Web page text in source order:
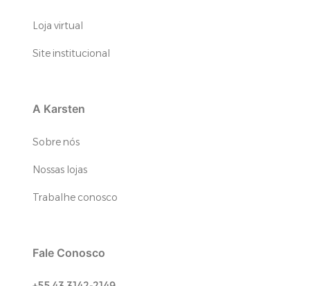
Loja virtual
Site institucional
A Karsten
Sobre nós
Nossas lojas
Trabalhe conosco
Fale Conosco